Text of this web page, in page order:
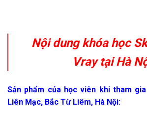
Nội dung khóa học
Vray tại Hà
Sản phẩm của học viên khi tham
Liên Mạc, Bắc Từ Liêm, Hà Nội: